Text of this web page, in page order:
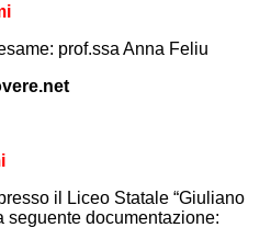
prof.ssa Anna Feliu
il Liceo Statale “Giuliano
seguente documentazione: